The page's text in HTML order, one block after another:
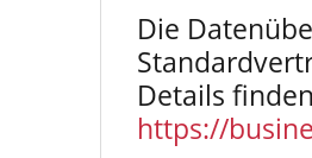
Die
Details
https://